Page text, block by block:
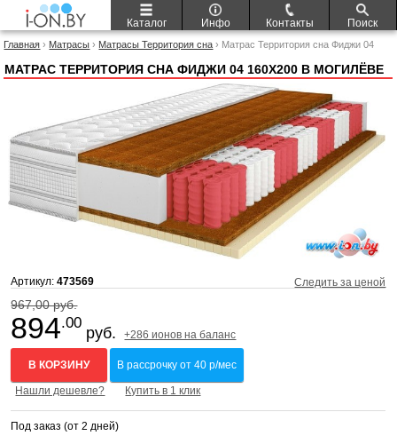
Каталог Инфо Контакты Поиск
Главная › Матрасы › Матрасы Территория сна › Матрас Территория сна Фиджи 04
МАТРАС ТЕРРИТОРИЯ СНА ФИДЖИ 04 160X200 В МОГИЛЁВЕ
Артикул:473569 Следить за ценой
967,00 руб.
894.00
руб. +286 ионов на баланс
В КОРЗИНУ В рассрочку от 40 р/мес
Нашли дешевле? Купить в 1 клик
Под заказ (от 2 дней)